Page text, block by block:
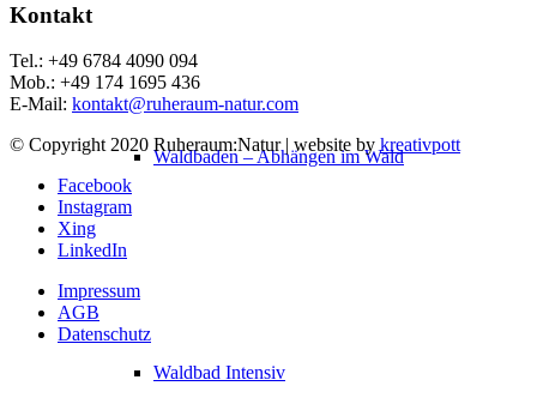
Waldbaden – Abhängen im Wald
Waldbad Intensiv
Kontakt
Tel.: +49 6784 4090 094
Mob.: +49 174 1695 436
E-Mail: kontakt@ruheraum-natur.com
© Copyright 2020 Ruheraum:Natur | website bykreativpott
Facebook
Instagram
Xing
LinkedIn
Impressum
AGB
Datenschutz